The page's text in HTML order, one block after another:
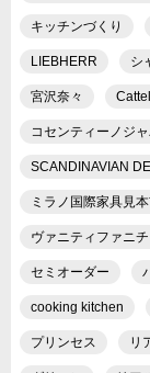
キッチンづくり
LIEBHERR シ
宮沢奈々
コセンティーノジ
SCANDINAVIAN
ミラノ国際家具見
ヴァニティファニ
セミオーダー
cooking kitchen
プリンセス リ